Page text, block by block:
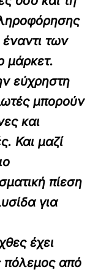
των
μάρκετ.
εύχρηστη
μπορούν
και
Και μαζί
πίεση
για
έχει
πόλεμος από